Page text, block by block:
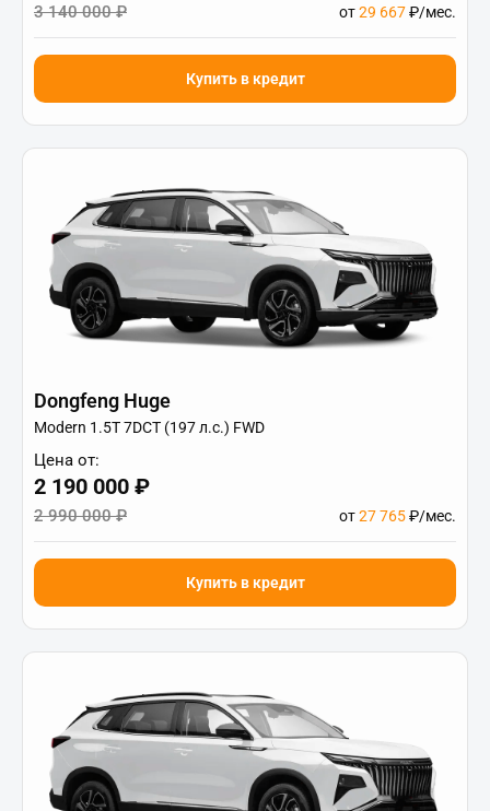
3 140 000 ₽ от29 667₽/мес.
Купить в кредит
Dongfeng Huge
Modern 1.5T 7DCT (197 л.с.) FWD
Цена от:
2 190 000 ₽
2 990 000 ₽ от27 765₽/мес.
Купить в кредит